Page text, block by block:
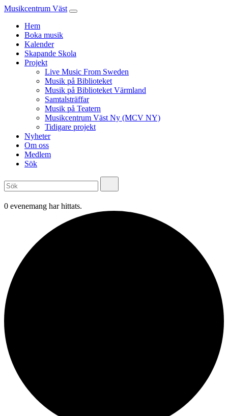
Musikcentrum Väst
Hem
Boka musik
Kalender
Skapande Skola
Projekt
Live Music From Sweden
Musik på Biblioteket
Musik på Biblioteket Värmland
Samtalsträffar
Musik på Teatern
Musikcentrum Väst Ny (MCV NY)
Tidigare projekt
Nyheter
Om oss
Medlem
Sök
0 evenemang har hittats.